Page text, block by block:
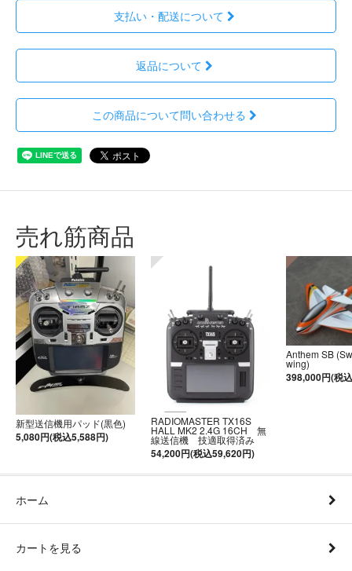
支払い・配送について
返品について
この商品について問い合わせる
売れ筋商品
新型送信機用パッド(黒色)
5,080円(税込5,588円)
RADIOMASTER TX16S
HALL MK2 2.4G 16CH 無
線送信機 技適取得済み
54,200円(税込59,620円)
Anthem SB
wing)
398,000円(税
ホーム
カートを見る